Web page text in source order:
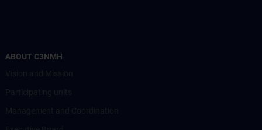
ABOUT C3NMH